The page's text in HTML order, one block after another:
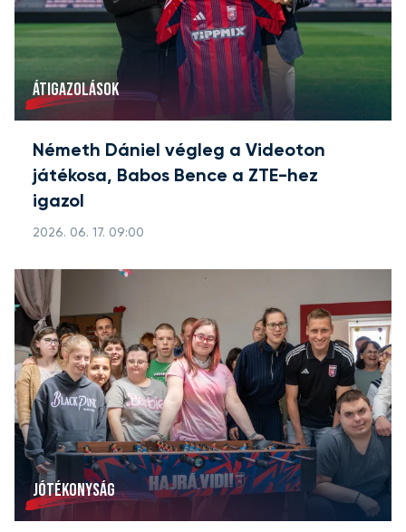
ÁTIGAZOLÁSOK
Németh Dániel végleg a Videoton
játékosa, Babos Bence a ZTE-hez
igazol
2026. 06. 17. 09:00
JÓTÉKONYSÁG